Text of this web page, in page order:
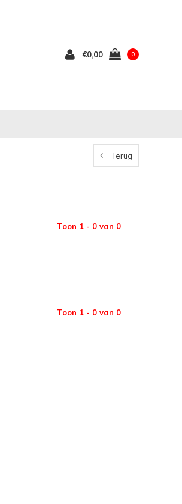
€0,00 0
Terug
Toon 1 - 0 van 0
Toon 1 - 0 van 0